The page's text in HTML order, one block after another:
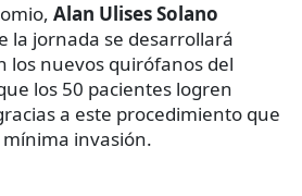
Alan Ulises Solano
la jornada se desarrollará
los nuevos quirófanos del
los 50 pacientes logren
a este procedimiento que
invasión.